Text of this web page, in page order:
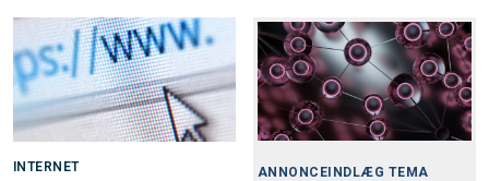
INTERNET ANNONCEINDLÆG TEMA